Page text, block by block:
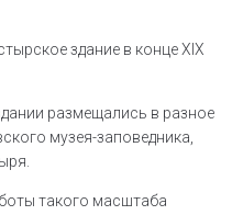
здание в конце XIX
размещались в разное
музея-заповедника,
такого масштаба